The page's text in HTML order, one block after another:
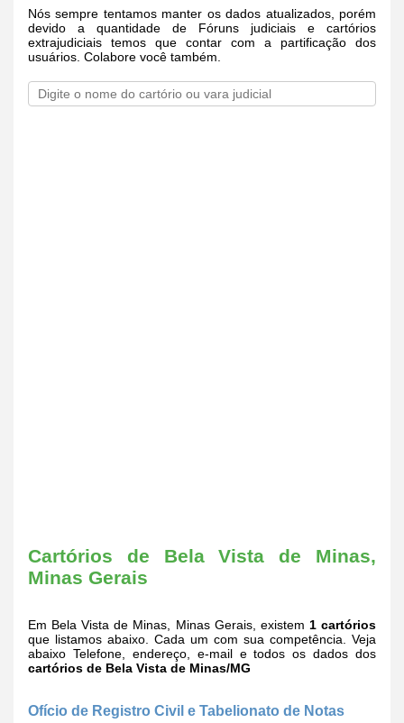
Nós sempre tentamos manter os dados atualizados, porém
devido a quantidade de Fóruns judiciais e cartórios
extrajudiciais temos que contar com a partificação dos
usuários. Colabore você também.
Cartórios de Bela Vista de Minas,
Minas Gerais
Em Bela Vista de Minas, Minas Gerais, existem 1 cartórios
que listamos abaixo. Cada um com sua competência. Veja
abaixo Telefone, endereço, e-mail e todos os dados dos
cartórios de Bela Vista de Minas/MG
Ofício de Registro Civil e Tabelionato de Notas